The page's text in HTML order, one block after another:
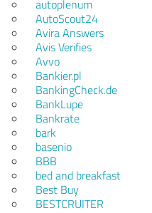
autoplenum
AutoScout24
Avira Answers
Avis Verifies
Avvo
Bankier.pl
BankingCheck.de
BankLupe
Bankrate
bark
basenio
BBB
bed and breakfast
Best Buy
BESTCRUITER